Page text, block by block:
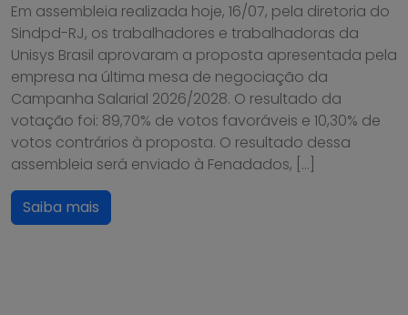
Em assembleia realizada hoje, 16/07, pela diretoria do
Sindpd-RJ, os trabalhadores e trabalhadoras da
Unisys Brasil aprovaram a proposta apresentada pela
empresa na última mesa de negociação da
Campanha Salarial 2026/2028. O resultado da
votação foi: 89,70% de votos favoráveis e 10,30% de
votos contrários à proposta. O resultado dessa
assembleia será enviado à Fenadados, […]
Saiba mais